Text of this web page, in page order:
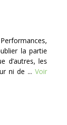
la partie
d’autres, les
ni de ... Voir